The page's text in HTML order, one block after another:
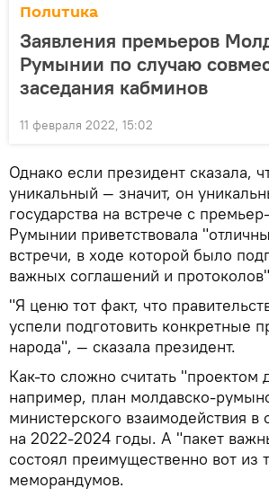
Политика
Заявления премьеров
Румынии по случаю
заседания кабминов
11 февраля 2022, 15:02
Однако если президент сказала,
уникальный — значит, он
государства на встрече с
Румынии приветствовала
встречи, в ходе которой было
важных соглашений и
"Я ценю тот факт, что
успели подготовить конкретные
народа", — сказала президент.
Как-то сложно считать "проектом
например, план молдавско-
министерского взаимодействия в
на 2022-2024 годы. А "пакет
состоял преимущественно вот из
меморандумов.